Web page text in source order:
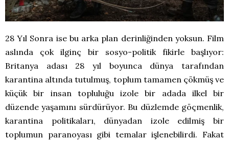
28 Yıl Sonra ise bu arka plan derinliğinden yoksun. Film
aslında çok ilginç bir sosyo-politik fikirle başlıyor:
Britanya adası 28 yıl boyunca dünya tarafından
karantina altında tutulmuş, toplum tamamen çökmüş ve
küçük bir insan topluluğu izole bir adada ilkel bir
düzende yaşamını sürdürüyor. Bu düzlemde göçmenlik,
karantina politikaları, dünyadan izole edilmiş bir
toplumun paranoyası gibi temalar işlenebilirdi. Fakat